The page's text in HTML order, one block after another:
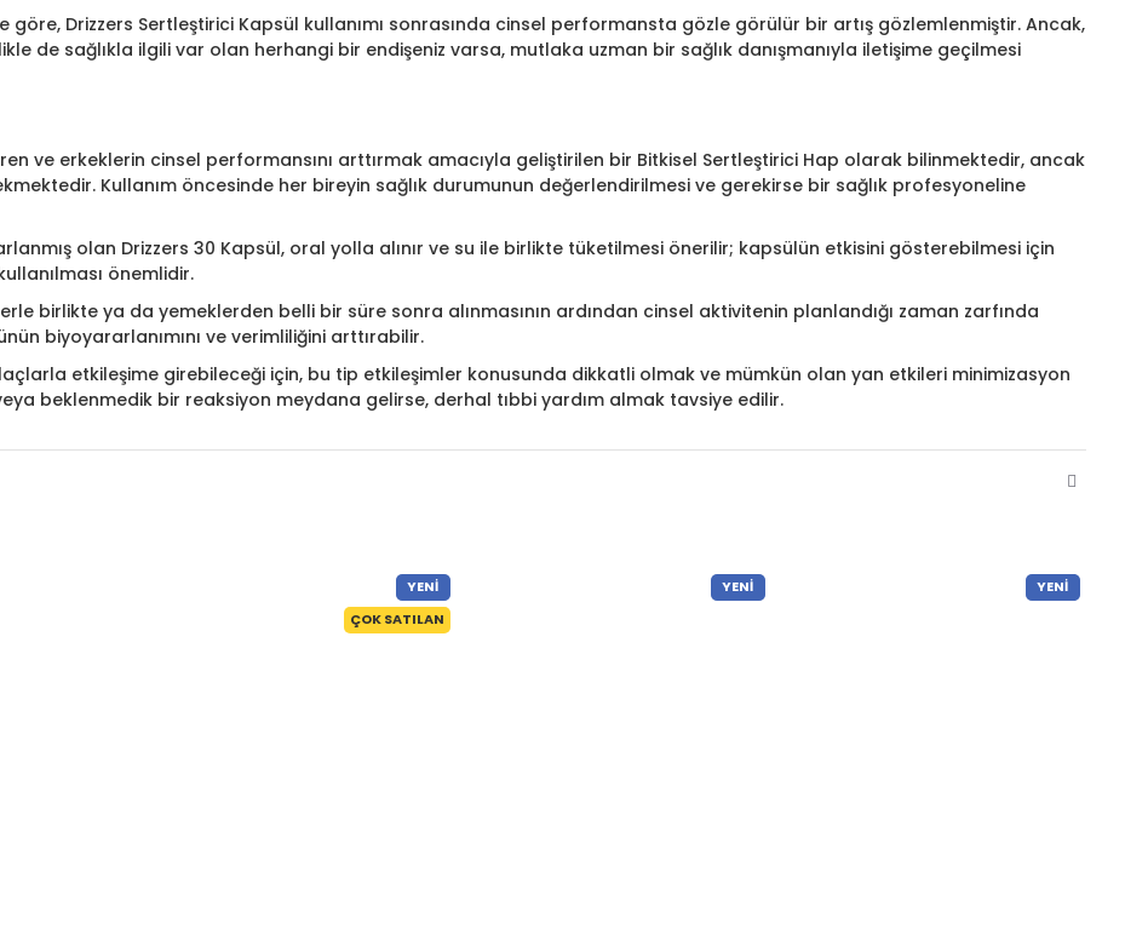
göre, Drizzers Sertleştirici Kapsül kullanımı sonrasında cinsel performansta gözle görülür bir artış gözlemlenmiştir. Ancak,
de sağlıkla ilgili var olan herhangi bir endişeniz varsa, mutlaka uzman bir sağlık danışmanıyla iletişime geçilmesi
ve erkeklerin cinsel performansını arttırmak amacıyla geliştirilen bir Bitkisel Sertleştirici Hap olarak bilinmektedir, ancak
Kullanım öncesinde her bireyin sağlık durumunun değerlendirilmesi ve gerekirse bir sağlık profesyoneline
olan Drizzers 30 Kapsül, oral yolla alınır ve su ile birlikte tüketilmesi önerilir; kapsülün etkisini gösterebilmesi için
önemlidir.
birlikte ya da yemeklerden belli bir süre sonra alınmasının ardından cinsel aktivitenin planlandığı zaman zarfında
biyoyararlanımını ve verimliliğini arttırabilir.
etkileşime girebileceği için, bu tip etkileşimler konusunda dikkatli olmak ve mümkün olan yan etkileri minimizasyon
beklenmedik bir reaksiyon meydana gelirse, derhal tıbbi yardım almak tavsiye edilir.
YENI
ÇOK SATILAN
YENI YENI